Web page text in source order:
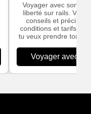
Voyager avec son
liberté sur rails. Voici
conseils et
conditions et tarifs
tu veux prendre ton
Voyager avec